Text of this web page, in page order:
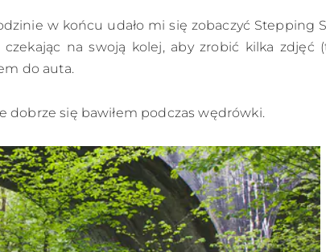
w końcu udało mi się zobaczyć Stepping
czekając na swoją kolej, aby zrobić kilka zdjęć
do auta.
dobrze się bawiłem podczas wędrówki.